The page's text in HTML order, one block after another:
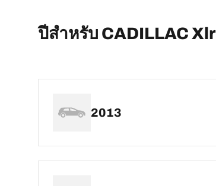
ปีสำหรับ CADILLAC Xlr
2013